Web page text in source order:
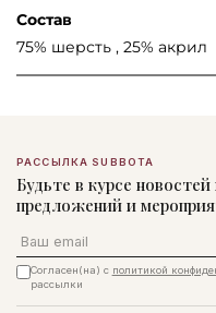
Состав
75% шерсть , 25% акрил
РАССЫЛКА SUBBOTA
Будьте в курсе
предложений и
Email
Согласен(на) с политикой
рассылки